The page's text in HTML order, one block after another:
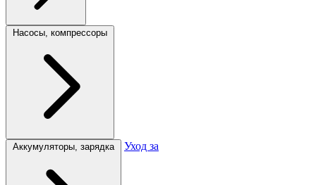
Насосы, компрессоры
Аккумуляторы, зарядка Уход за